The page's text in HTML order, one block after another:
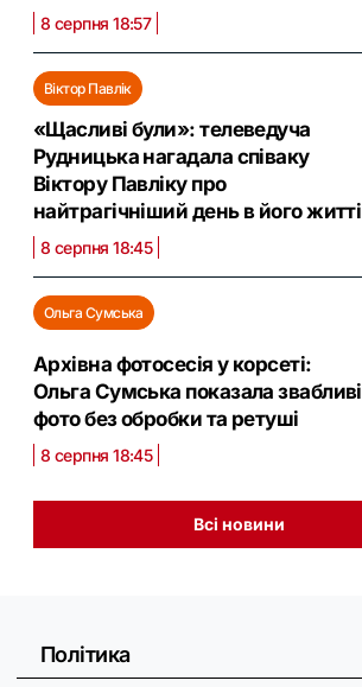
8 серпня 18:57
Віктор Павлік
«Щасливі були»: телеведуча
Рудницька нагадала співаку
Віктору Павліку про
найтрагічніший день в його житті
8 серпня 18:45
Ольга Сумська
Архівна фотосесія у корсеті:
Ольга Сумська показала звабливі
фото без обробки та ретуші
8 серпня 18:45
Всі новини
Політика